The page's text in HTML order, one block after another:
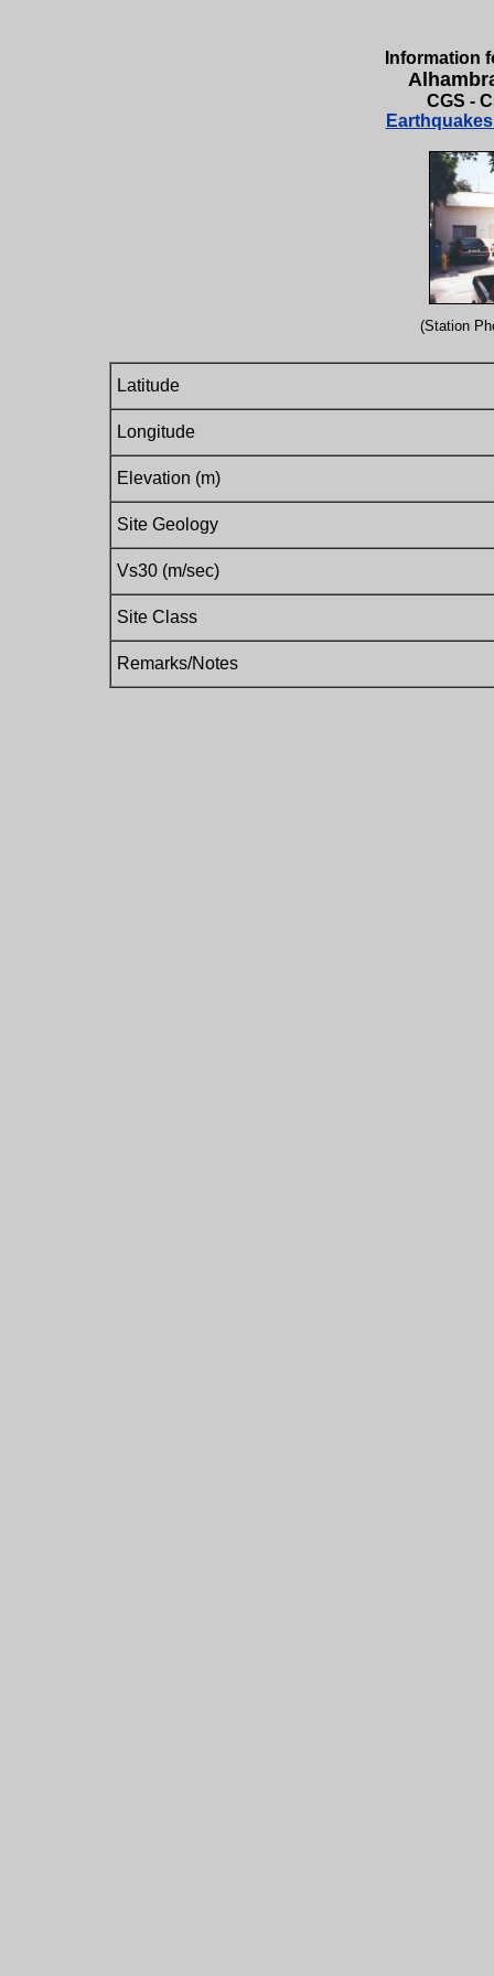
Information
CGS -
(Station
Latitude
Longitude
Elevation (m)
Site Geology
Vs30 (m/sec)
Site Class
Remarks/Notes